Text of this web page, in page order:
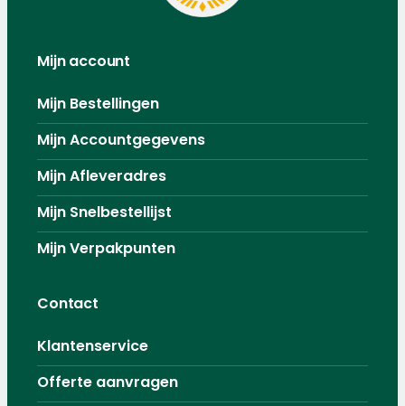
Mijn account
Mijn Bestellingen
Mijn Accountgegevens
Mijn Afleveradres
Mijn Snelbestellijst
Mijn Verpakpunten
Contact
Klantenservice
Offerte aanvragen